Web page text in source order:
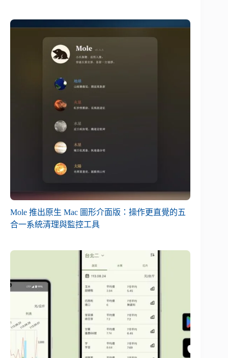
Mole 推出原生 Mac 圖形介面版：操作更直覺的五
合一系統清理與監控工具